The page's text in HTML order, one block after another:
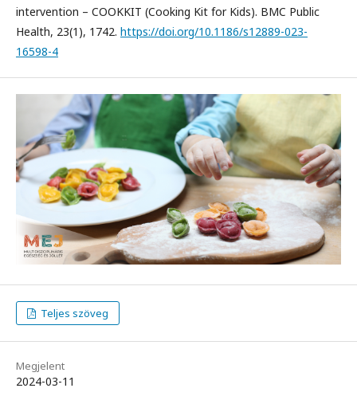
intervention – COOKKIT (Cooking Kit for Kids). BMC Public
Health, 23(1), 1742. https://doi.org/10.1186/s12889-023-
16598-4
Teljes szöveg
Megjelent
2024-03-11